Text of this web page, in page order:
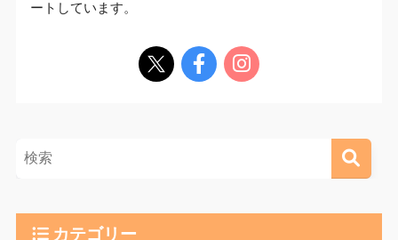
ートしています。
カテゴリー